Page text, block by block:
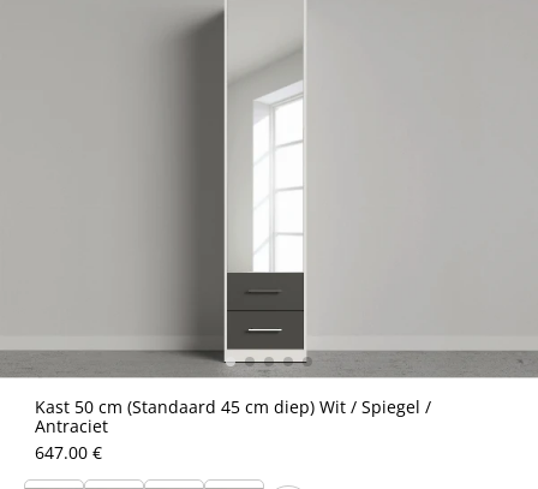
Kast 50 cm (Standaard 45 cm diep) Wit / Spiegel /
Antraciet
647.00 €